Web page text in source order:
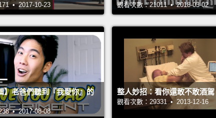
嘿大
和
杯
們
軋
Go
• 2017-10-23 觀看次數：21011 • 2018-03-02
】老爸們聽到『我愛你』的
• 2017-08-08
整人妙招：看你還敢不敢酒駕
觀看次數：29331 • 2013-12-16